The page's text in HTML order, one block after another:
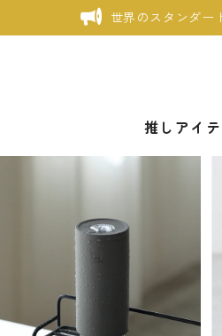
世界のスタンダー
推しアイ